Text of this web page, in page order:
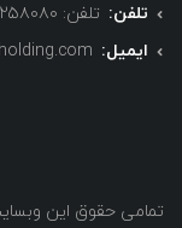
تلفن: تلفن: ۳۶۲۵۸۰۸۰-۳۱-۹۸+ فاکس: ۳۶۲۵۶۶۴۴-۳۱-۹۸+
ایمیل:
تمامی حقوق این